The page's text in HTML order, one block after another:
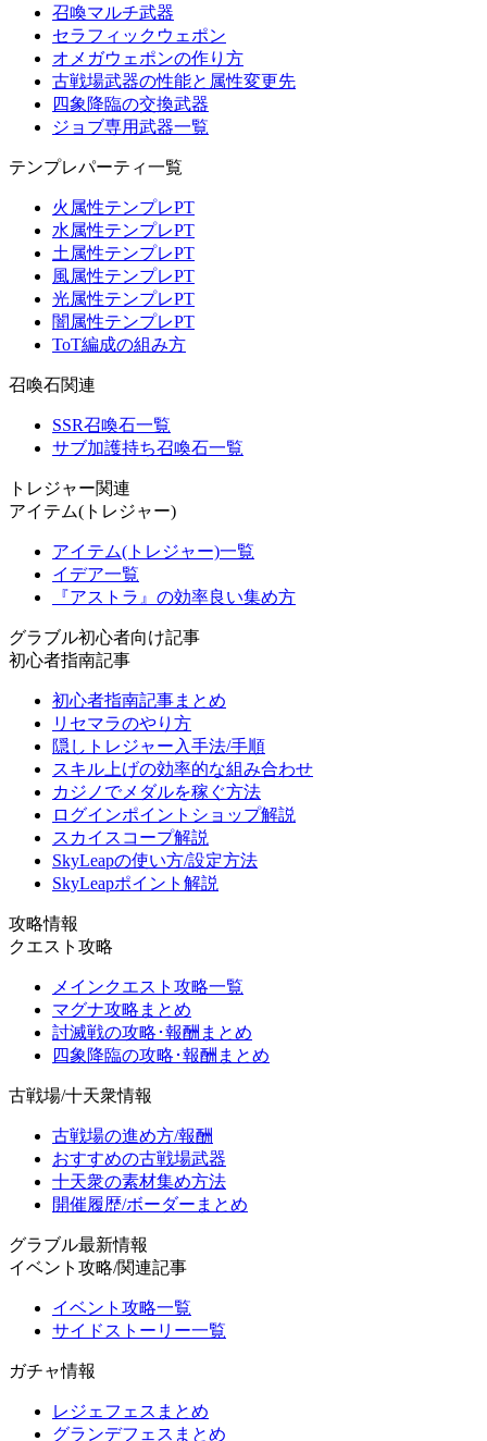
召喚マルチ武器
セラフィックウェポン
オメガウェポンの作り方
古戦場武器の性能と属性変更先
四象降臨の交換武器
ジョブ専用武器一覧
テンプレパーティ一覧
火属性テンプレPT
水属性テンプレPT
土属性テンプレPT
風属性テンプレPT
光属性テンプレPT
闇属性テンプレPT
ToT編成の組み方
召喚石関連
SSR召喚石一覧
サブ加護持ち召喚石一覧
トレジャー関連
アイテム(トレジャー)
アイテム(トレジャー)一覧
イデア一覧
『アストラ』の効率良い集め方
グラブル初心者向け記事
初心者指南記事
初心者指南記事まとめ
リセマラのやり方
隠しトレジャー入手法/手順
スキル上げの効率的な組み合わせ
カジノでメダルを稼ぐ方法
ログインポイントショップ解説
スカイスコープ解説
SkyLeapの使い方/設定方法
SkyLeapポイント解説
攻略情報
クエスト攻略
メインクエスト攻略一覧
マグナ攻略まとめ
討滅戦の攻略･報酬まとめ
四象降臨の攻略･報酬まとめ
古戦場/十天衆情報
古戦場の進め方/報酬
おすすめの古戦場武器
十天衆の素材集め方法
開催履歴/ボーダーまとめ
グラブル最新情報
イベント攻略/関連記事
イベント攻略一覧
サイドストーリー一覧
ガチャ情報
レジェフェスまとめ
グランデフェスまとめ